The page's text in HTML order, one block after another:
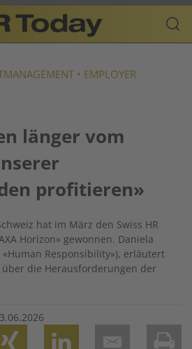
• EMPLOYER
länger vom
profitieren»
hat im März den Swiss HR
Horizon» gewonnen. Daniela
Responsibility»), erläutert
die Herausforderungen der